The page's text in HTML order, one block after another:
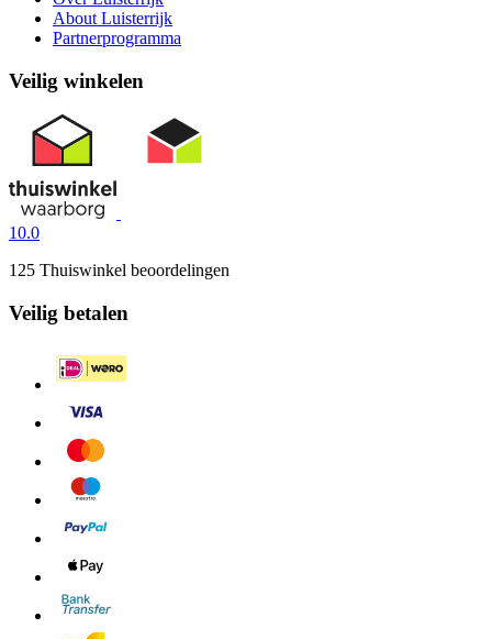
About Luisterrijk
Partnerprogramma
Veilig winkelen
10.0
125 Thuiswinkel beoordelingen
Veilig betalen